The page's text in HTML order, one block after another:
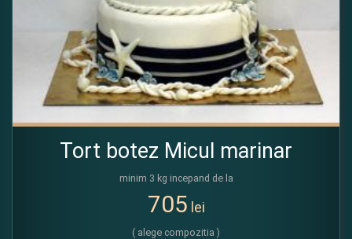
Tort botez Micul marinar
minim 3 kg incepand de la
705 lei
( alege compozitia )